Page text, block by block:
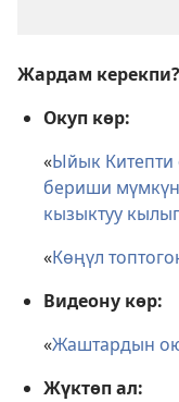
Жардам керекпи?
Окуп көр:
«Ыйык Китепти
бериши
кызыктуу
«Көңүл
Видеону көр:
«Жаштардын
Жүктөп ал: